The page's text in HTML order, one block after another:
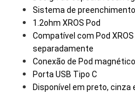
Sistema de
1.2ohm XROS Pod
Compatível com Pod
separadamente
Conexão de Pod magnético
Porta USB Tipo C
Disponível em preto, cinza